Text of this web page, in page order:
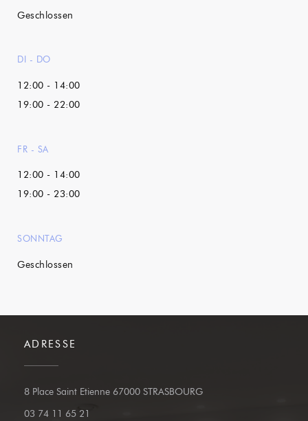
Geschlossen
DI - DO
12:00 - 14:00
19:00 - 22:00
FR - SA
12:00 - 14:00
19:00 - 23:00
SONNTAG
Geschlossen
ADRESSE
8 Place Saint Etienne 67000 STRASBOURG((öffnet ein neues
03 74 11 65 21